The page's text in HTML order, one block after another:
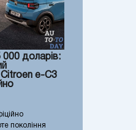
000 доларів:
e-C3
покоління